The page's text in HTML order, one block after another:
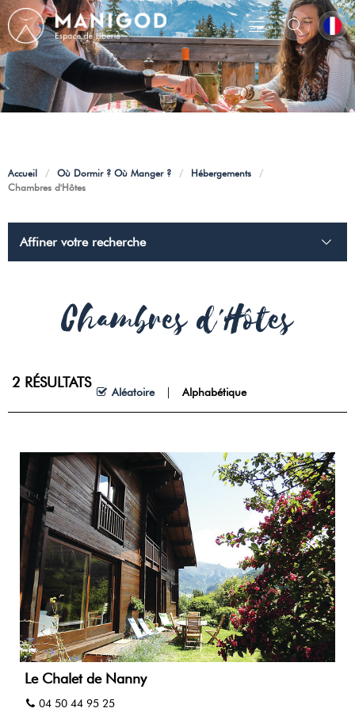
Accueil / Où Dormir ? Où Manger ? / Hébergements
/
Chambres d'Hôtes
Affiner votre recherche
Chambres d'Hôtes
2 RÉSULTATS
Aléatoire Alphabétique
Le Chalet de Nanny
04 50 44 95 25